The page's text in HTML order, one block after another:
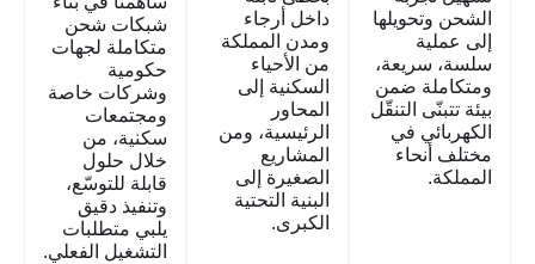
الشحن وتحويلها
إلى عملية
سلسة، سريعة،
ومتكاملة ضمن
بيئة تتبنّى التنقّل
الكهربائي في
مختلف أنحاء
المملكة.
داخل أرجاء
ومدن المملكة
من الأحياء
السكنية إلى
المحاور
الرئيسية، ومن
المشاريع
الصغيرة إلى
البنية التحتية
الكبرى.
شبكات شحن
متكاملة لجهات
حكومية
وشركات خاصة
ومجتمعات
سكنية، من
خلال حلول
قابلة للتوسّع،
وتنفيذ دقيق
يلبي متطلبات
التشغيل الفعلي.